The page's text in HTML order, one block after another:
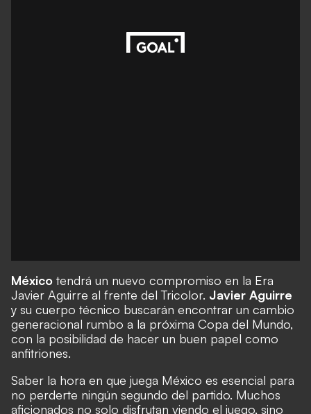
México tendrá un nuevo compromiso en la Era
Javier Aguirre al frente del Tricolor. Javier Aguirre
y su cuerpo técnico buscarán encontrar un cambio
generacional rumbo a la próxima Copa del Mundo,
con la posibilidad de hacer un buen papel como
anfitriones.
Saber la hora en que juega México es esencial para
no perderte ningún segundo del partido. Muchos
aficionados no solo disfrutan viendo el juego, sino